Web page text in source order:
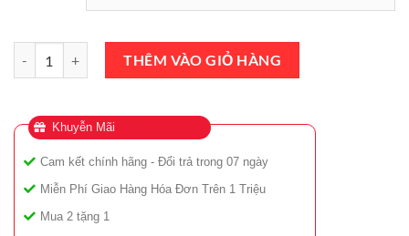
Nước Hoa Nữ Carolina Herrera Good Girl EDP 80ml số lượng
THÊM VÀO GIỎ HÀNG
Khuyễn Mãi
Cam kết chính hãng - Đổi trả trong 07 ngày
Miễn Phí Giao Hàng Hóa Đơn Trên 1 Triệu
Mua 2 tặng 1